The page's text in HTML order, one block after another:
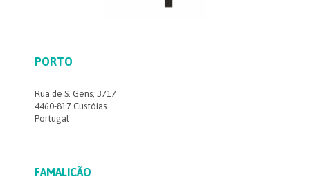
PORTO
Rua de S. Gens, 3717
4460-817 Custóias
Portugal
FAMALICÃO